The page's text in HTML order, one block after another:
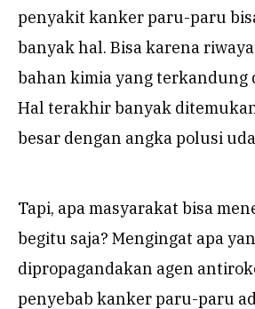
penyakit kanker paru-paru
banyak hal. Bisa karena
bahan kimia yang terkandung
Hal terakhir banyak
besar dengan angka polusi
Tapi, apa masyarakat bisa
begitu saja? Mengingat apa
dipropagandakan agen
penyebab kanker paru-paru